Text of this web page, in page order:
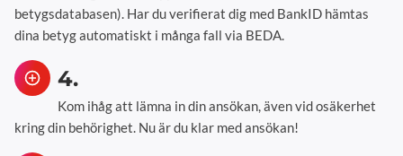
betygsdatabasen). Har du verifierat dig med BankID hämtas
dina betyg automatiskt i många fall via BEDA.
4.
Kom ihåg att lämna in din ansökan, även vid osäkerhet
kring din behörighet. Nu är du klar med ansökan!